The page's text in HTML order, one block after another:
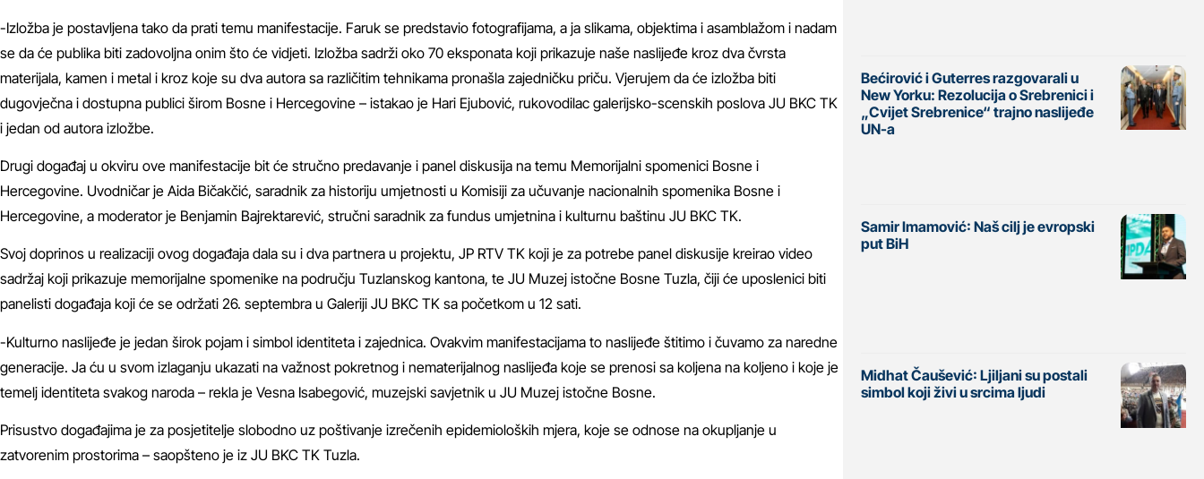
-Izložba je postavljena tako da prati temu manifestacije. Faruk se predstavio fotografijama, a ja slikama, objektima i asamblažom i nadam
se da će publika biti zadovoljna onim što će vidjeti. Izložba sadrži oko 70 eksponata koji prikazuje naše naslijeđe kroz dva čvrsta
materijala, kamen i metal i kroz koje su dva autora sa različitim tehnikama pronašla zajedničku priču. Vjerujem da će izložba biti
dugovječna i dostupna publici širom Bosne i Hercegovine – istakao je Hari Ejubović, rukovodilac galerijsko-scenskih poslova JU BKC TK
i jedan od autora izložbe.
Drugi događaj u okviru ove manifestacije bit će stručno predavanje i panel diskusija na temu Memorijalni spomenici Bosne i
Hercegovine. Uvodničar je Aida Bičakčić, saradnik za historiju umjetnosti u Komisiji za učuvanje nacionalnih spomenika Bosne i
Hercegovine, a moderator je Benjamin Bajrektarević, stručni saradnik za fundus umjetnina i kulturnu baštinu JU BKC TK.
Svoj doprinos u realizaciji ovog događaja dala su i dva partnera u projektu, JP RTV TK koji je za potrebe panel diskusije kreirao video
sadržaj koji prikazuje memorijalne spomenike na području Tuzlanskog kantona, te JU Muzej istočne Bosne Tuzla, čiji će uposlenici biti
panelisti događaja koji će se održati 26. septembra u Galeriji JU BKC TK sa početkom u 12 sati.
-Kulturno naslijeđe je jedan širok pojam i simbol identiteta i zajednica. Ovakvim manifestacijama to naslijeđe štitimo i čuvamo za naredne
generacije. Ja ću u svom izlaganju ukazati na važnost pokretnog i nematerijalnog naslijeđa koje se prenosi sa koljena na koljeno i koje je
temelj identiteta svakog naroda – rekla je Vesna Isabegović, muzejski savjetnik u JU Muzej istočne Bosne.
Prisustvo događajima je za posjetitelje slobodno uz poštivanje izrečenih epidemioloških mjera, koje se odnose na okupljanje u
zatvorenim prostorima – saopšteno je iz JU BKC TK Tuzla.
Bećirović i Guterres razgovarali u
New Yorku: Rezolucija o Srebrenici i
„Cvijet Srebrenice“ trajno naslijeđe
UN-a
Samir Imamović: Naš cilj je evropski
put BiH
Midhat Čaušević: Ljiljani su postali
simbol koji živi u srcima ljudi